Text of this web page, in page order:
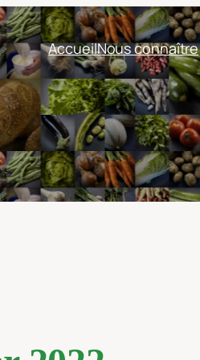
AccueilNous connaître